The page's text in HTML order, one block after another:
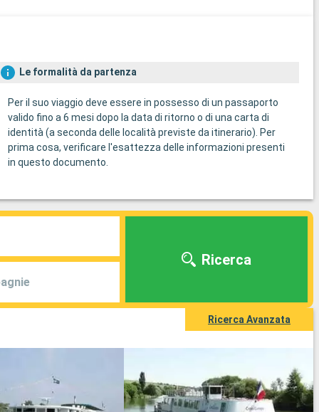
Le formalità da partenza
Per il suo viaggio deve essere in possesso di un passaporto
valido fino a 6 mesi dopo la data di ritorno o di una carta di
identità (a seconda delle località previste da itinerario). Per
prima cosa, verificare l'esattezza delle informazioni presenti
in questo documento.
Ricerca
Ricerca Avanzata